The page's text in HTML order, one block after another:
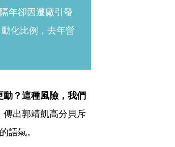
年卻因遷廠引發
化比例，去年營
動？這種風險，我們
出郭靖凱高分貝斥
語氣。